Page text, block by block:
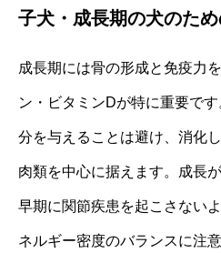
子犬・成長期の犬のた
成長期には骨の形成と免疫力
ン・ビタミンDが特に重要で
分を与えることは避け、消化
肉類を中心に据えます。成長
早期に関節疾患を起こさない
ネルギー密度のバランスに注意